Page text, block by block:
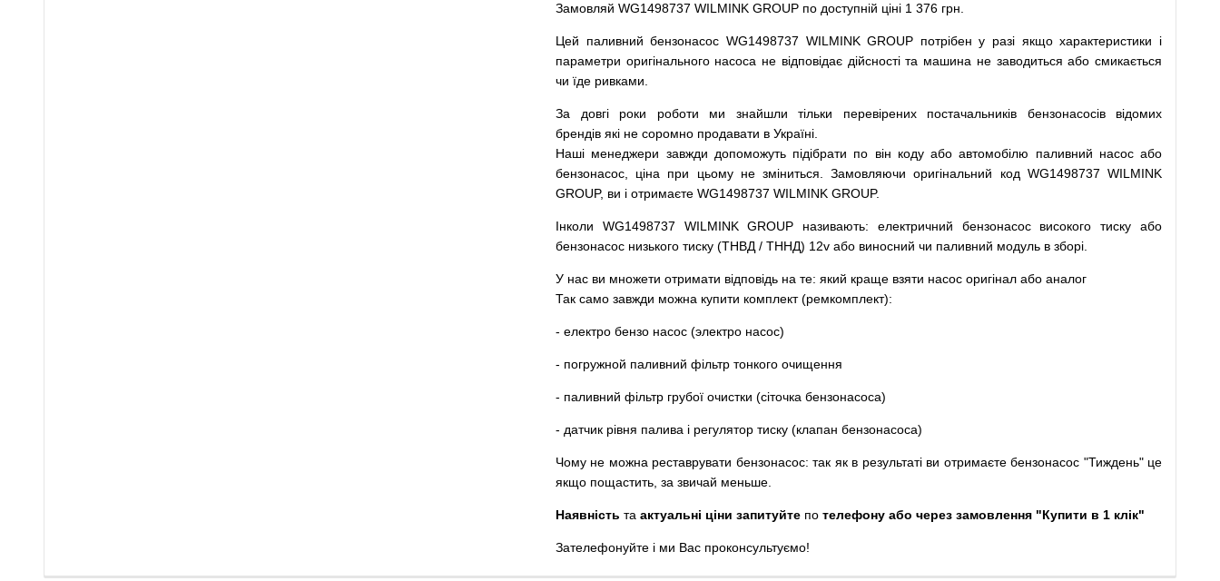
Замовляй WG1498737 WILMINK GROUP по доступній ціні 1 376 грн.
Цей паливний бензонасос WG1498737 WILMINK GROUP потрібен у разі якщо характеристики
і
параметри оригінального насоса не відповідає дійсності та машина не заводиться або смикається
чи їде ривками
За довгі роки роботи ми знайшли тільки перевірених постачальників
бензонасосів відомих
брендів які не соромно продавати в Україні.
Наші менеджери завжди допоможуть підібрати по він коду або автомобілю паливний насос або
бензонасос
ціна при цьому не зміниться Замовляючи оригінальний код WG1498737 WILMINK
GROUP, ви і отримаєте WG1498737 WILMINK GROUP.
Інколи WG1498737 WILMINK GROUP називають: електричний бензонасос високого тиску
або
бензонасос низького тиску (ТНВД / ТННД) 12v або виносний чи паливний модуль в зборі
У нас ви множети отримати відповідь на те: який краще взяти насос оригінал або аналог
Так само завжди можна купити комплект (ремкомплект):
- електро бензо насос (электро насос)
- погружной паливний фільтр тонкого очищення
- паливний фільтр грубої очистки (сіточка бензонасоса)
- датчик рівня палива і регулятор тиску (клапан бензонасоса)
Чому не можна реставрувати бензонасос: так як в результаті ви отримаєте бензонасос "Тиждень" це
якщо пощастить, за звичай меньше.
Наявність та актуальні ціни запитуйте по телефону або через замовлення "Купити в 1 клік"
Зателефонуйте і ми Вас проконсультуємо!